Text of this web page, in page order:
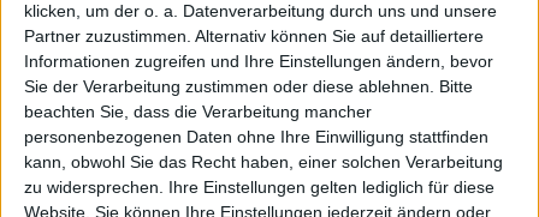
klicken, um der o. a. Datenverarbeitung durch uns und unsere
Partner zuzustimmen. Alternativ können Sie auf detailliertere
Informationen zugreifen und Ihre Einstellungen ändern, bevor
Sie der Verarbeitung zustimmen oder diese ablehnen. Bitte
beachten Sie, dass die Verarbeitung mancher
personenbezogenen Daten ohne Ihre Einwilligung stattfinden
kann, obwohl Sie das Recht haben, einer solchen Verarbeitung
zu widersprechen. Ihre Einstellungen gelten lediglich für diese
Website. Sie können Ihre Einstellungen jederzeit ändern oder
KXM aus der
Oberpfalz
EnzRRh eek
🇺🇸 We noticed you’re visiting
from an English-speaking
country
Join our American version now and be
among the firsts to submit your score